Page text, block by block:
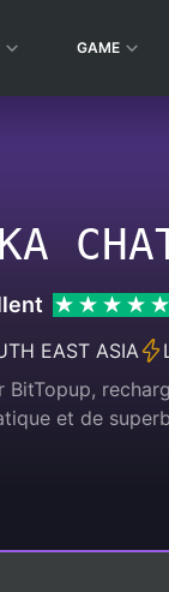
GAME
EAST ASIA
BitTopup,
et de